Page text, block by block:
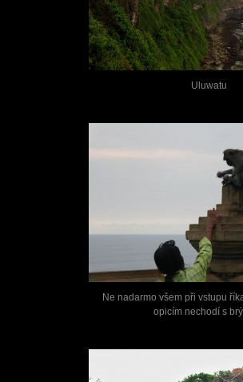
Uluwatu
Ne nadarmo všem při vstupu
opicím nechodí s